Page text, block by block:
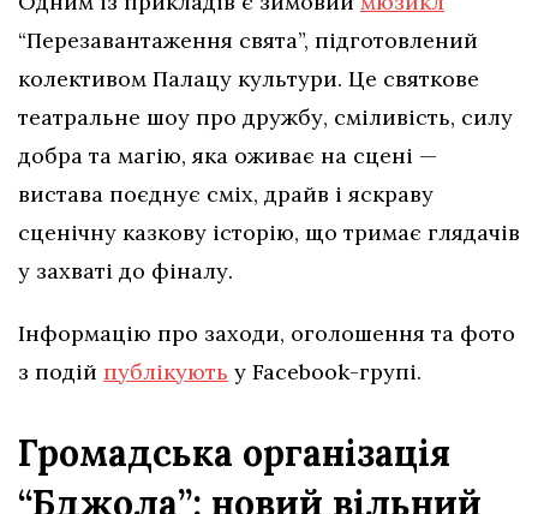
“Перезавантаження свята”, підготовлений
колективом Палацу культури. Це святкове
театральне шоу про дружбу, сміливість, силу
добра та магію, яка оживає на сцені —
вистава поєднує сміх, драйв і яскраву
сценічну казкову історію, що тримає глядачів
у захваті до фіналу.
Інформацію про заходи, оголошення та фото
з подій публікують у Facebook-групі.
Громадська організація
“Бджола”: новий вільний